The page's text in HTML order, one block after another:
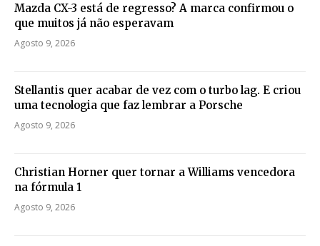
Mazda CX-3 está de regresso? A marca confirmou o
que muitos já não esperavam
Agosto 9, 2026
Stellantis quer acabar de vez com o turbo lag. E criou
uma tecnologia que faz lembrar a Porsche
Agosto 9, 2026
Christian Horner quer tornar a Williams vencedora
na fórmula 1
Agosto 9, 2026